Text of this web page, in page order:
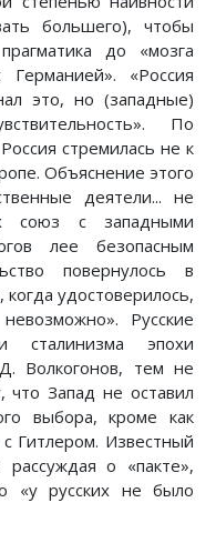
большего), чтобы
до «мозга
«Россия
это, но (западные)
По
стремилась не к
Объяснение этого
деятели... не
союз с западными
лее безопасным
повернулось в
удостоверилось,
Русские
сталинизма эпохи
Волкогонов, тем не
Запад не оставил
выбора, кроме как
Гитлером. Известный
о «пакте»,
«у русских не было